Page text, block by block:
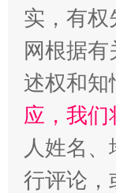
实，有权
网根据
述权和知
应，我
人姓名
行评论，